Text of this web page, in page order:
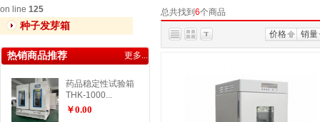
总共找到 6个商品
价格 销量
on line 125
种子发芽箱
热销商品推荐
药品稳定性试验箱
THK-1000...
￥0.00
更多...